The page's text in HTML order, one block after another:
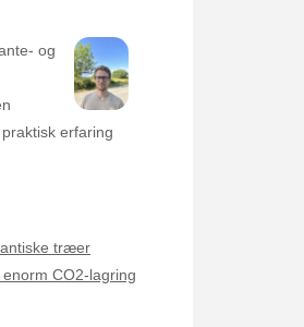
og
erfaring
træer
CO2-lagring